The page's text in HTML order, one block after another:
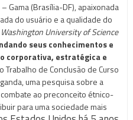
Gama (Brasília-DF), apaixonada
do usuário e a qualidade do
Washington University of Science
seus conhecimentos e
corporativa, estratégica e
Trabalho de Conclusão de Curso
uma pesquisa sobre a
ao preconceito étnico-
para uma sociedade mais